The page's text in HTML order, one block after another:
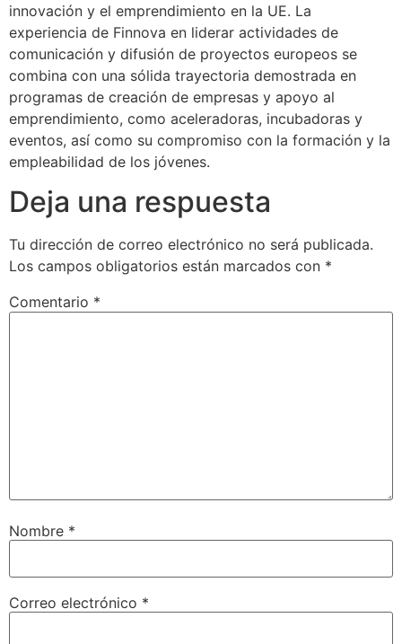
innovación y el emprendimiento en la UE. La
experiencia de Finnova en liderar actividades de
comunicación y difusión de proyectos europeos se
combina con una sólida trayectoria demostrada en
programas de creación de empresas y apoyo al
emprendimiento, como aceleradoras, incubadoras y
eventos, así como su compromiso con la formación y la
empleabilidad de los jóvenes.
Deja una respuesta
Tu dirección de correo electrónico no será publicada.
Los campos obligatorios están marcados con *
Comentario *
Nombre *
Correo electrónico *